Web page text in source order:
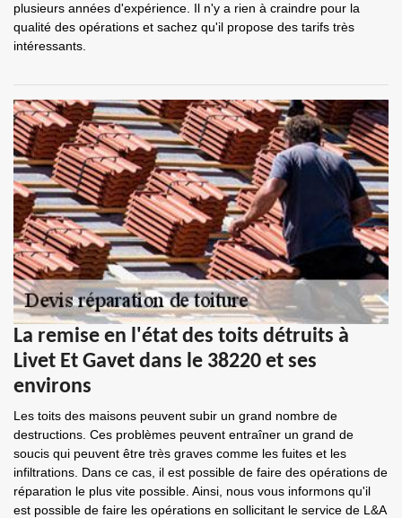
plusieurs années d'expérience. Il n'y a rien à craindre pour la
qualité des opérations et sachez qu'il propose des tarifs très
intéressants.
La remise en l'état des toits détruits à
Livet Et Gavet dans le 38220 et ses
environs
Les toits des maisons peuvent subir un grand nombre de
destructions. Ces problèmes peuvent entraîner un grand de
soucis qui peuvent être très graves comme les fuites et les
infiltrations. Dans ce cas, il est possible de faire des opérations de
réparation le plus vite possible. Ainsi, nous vous informons qu'il
est possible de faire les opérations en sollicitant le service de L&A